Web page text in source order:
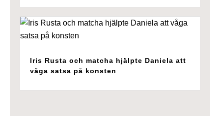
Iris Rusta och matcha hjälpte Daniela att
våga satsa på konsten